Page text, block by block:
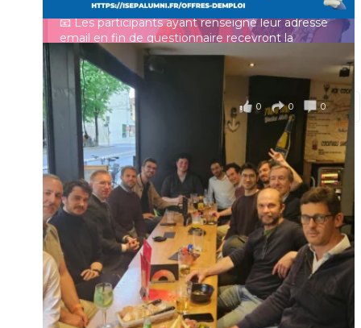
Charger plus Suivre sur Instagram
📧 Les participants ayant renseigné leur adresse
email en fin de questionnaire recevront la
synthèse des résultats...Voir plus
il y a 4 mois
0 0 0
Voir sur Facebook
Se souvenir de moi
Connexion
Identifiant oublié ?
Mot de passe
oublié ?